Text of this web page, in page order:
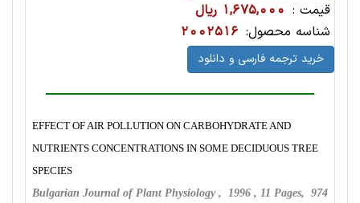
قیمت : 1,675,000 ریال
شناسه محصول: 2002516
خرید ترجمه فارسی و دانلود
EFFECT OF AIR POLLUTION ON CARBOHYDRATE AND
NUTRIENTS CONCENTRATIONS IN SOME DECIDUOUS TREE
SPECIES
Bulgarian Journal of Plant Physiology , 1996 , 11 Pages, 974